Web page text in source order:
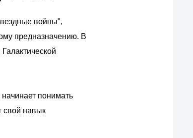
войны",
предназначению. В
понимать
свой навык